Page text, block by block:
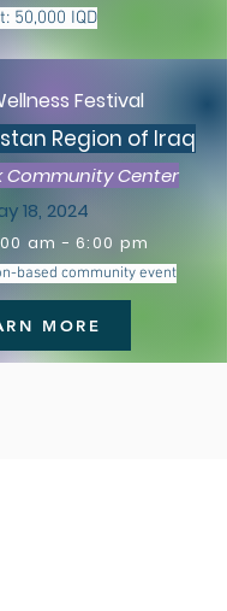
50,000 IQD
Festival
Region of Iraq
Community Center
18, 2024
am - 6:00 pm
based community event
MORE